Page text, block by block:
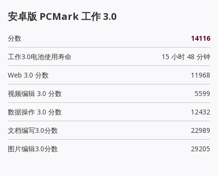
安卓版 PCMark 工作 3.0
分数
14116
工作3.0电池使用寿命
15 小时 48 分钟
Web 3.0 分数
11968
视频编辑 3.0 分数
5599
数据操作 3.0 分数
12432
文档编写3.0分数
22989
图片编辑3.0分数
29205